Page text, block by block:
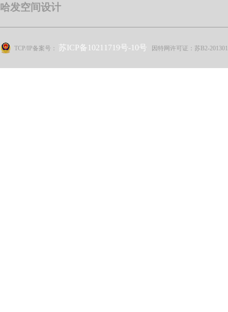
哈发空间设计
TCP/IP备案号： 苏ICP备10211719号-10号 因特网许可证：苏B2-